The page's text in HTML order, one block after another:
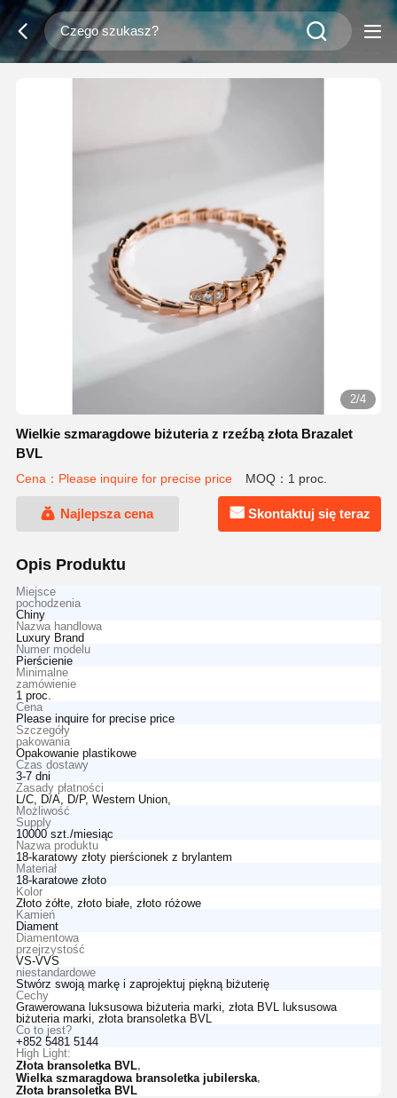
2/4
Wielkie szmaragdowe biżuteria z rzeźbą złota Brazalet
BVL
Cena：Please inquire for precise price MOQ：1 proc.
Najlepsza cena Skontaktuj się teraz
Opis Produktu
Miejsce
pochodzenia
Chiny
Nazwa handlowa
Luxury Brand
Numer modelu
Pierścienie
Minimalne
zamówienie
1 proc.
Cena
Please inquire for precise price
Szczegóły
pakowania
Opakowanie plastikowe
Czas dostawy
3-7 dni
Zasady płatności
L/C, D/A, D/P, Western Union,
Możliwość
Supply
10000 szt./miesiąc
Nazwa produktu
18-karatowy złoty pierścionek z brylantem
Materiał
18-karatowe złoto
Kolor
Złoto żółte, złoto białe, złoto różowe
Kamień
Diament
Diamentowa
przejrzystość
VS-VVS
niestandardowe
Stwórz swoją markę i zaprojektuj piękną biżuterię
Cechy
Grawerowana luksusowa biżuteria marki, złota BVL luksusowa
biżuteria marki, złota bransoletka BVL
Co to jest?
+852 5481 5144
High Light:
Złota bransoletka BVL
Wielka szmaragdowa bransoletka jubilerska,
Złota bransoletka BVL